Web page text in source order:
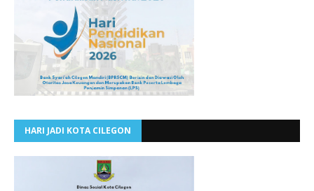
HARI JADI KOTA CILEGON